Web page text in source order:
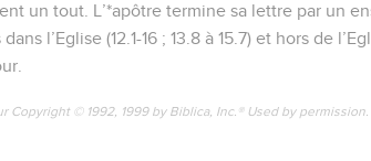
un tout. L’*apôtre termine sa lettre par un
l’Eglise (12.1-16 ; 13.8 à 15.7) et hors de
Copyright © 1992, 1999 by Biblica, Inc.® Used by